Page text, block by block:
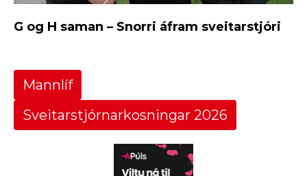
G og H saman – Snorri áfram sveitarstjóri
Mannlíf
Sveitarstjórnarkosningar 2026